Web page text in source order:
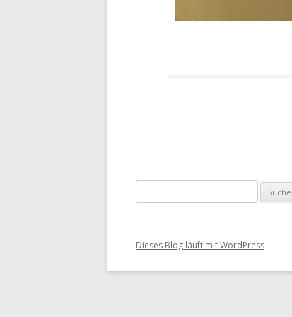
Dieses Blog läuft mit WordPress